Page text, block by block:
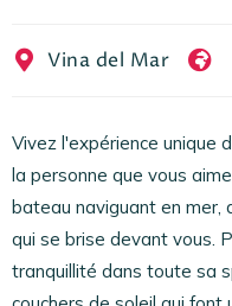
Vina del Mar
Vivez l'expérience unique
la personne que vous
bateau naviguant en mer,
qui se brise devant vous.
tranquillité dans toute sa